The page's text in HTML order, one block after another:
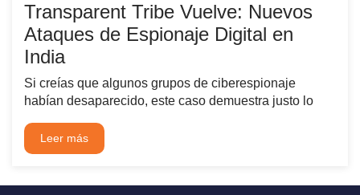
Transparent Tribe Vuelve: Nuevos
Ataques de Espionaje Digital en
India
Si creías que algunos grupos de ciberespionaje
habían desaparecido, este caso demuestra justo lo
Leer más